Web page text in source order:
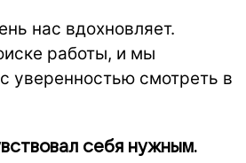
нас вдохновляет.
работы, и мы
уверенностью смотреть в
себя нужным.